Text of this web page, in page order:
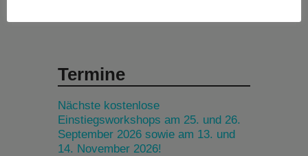
Termine
Nächste kostenlose
Einstiegsworkshops am 25. und 26.
September 2026 sowie am 13. und
14. November 2026!